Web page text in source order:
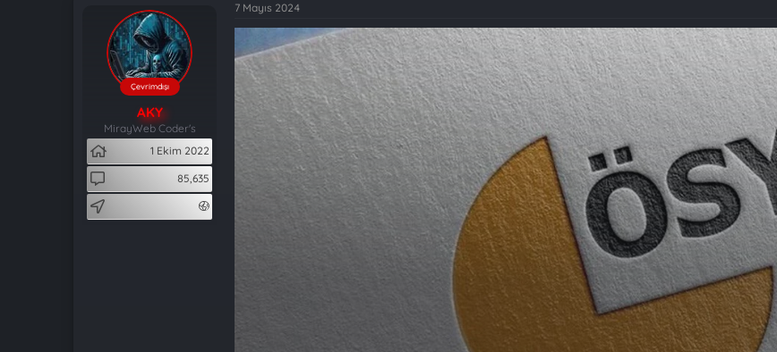
a
t
a
n
l
a
n
g
ı
a
i
Çevrimdışı
AKY
MirayWeb Coder's
1 Ekim 2022
85,635
7 Mayıs 2024